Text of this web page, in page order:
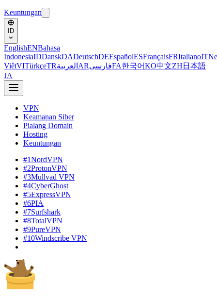
Keuntungan
ID
EnglishENBahasa
IndonesiaIDDanskDADeutschDEEspañolESFrançaisFRItalianoIT
ViệtVITürkçeTRالعربية ARفارسیFA한국어KO中文ZH 日本語
JA
VPN
Keamanan Siber
Pialang Domain
Hosting
Keuntungan
#1NordVPN
#2ProtonVPN
#3Mullvad VPN
#4CyberGhost
#5ExpressVPN
#6PIA
#7Surfshark
#8TotalVPN
#9PureVPN
#10Windscribe VPN